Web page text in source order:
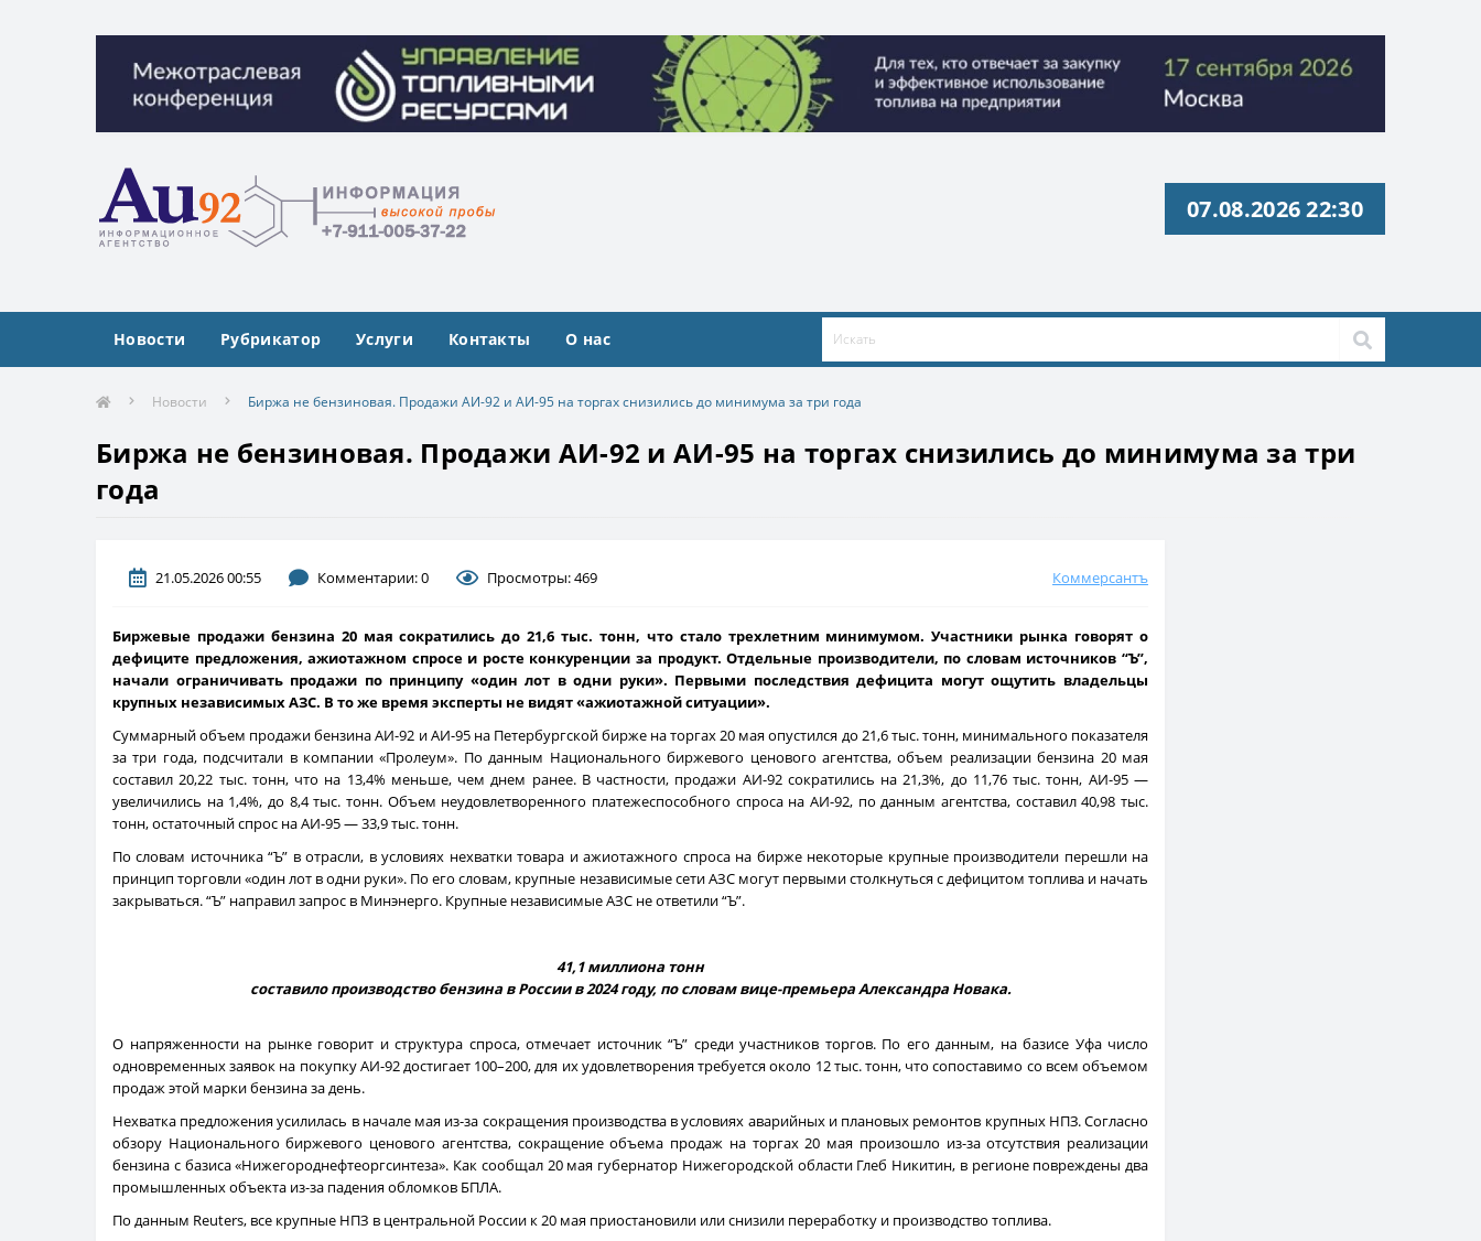
Межотраслевая конференция «Управление топливными ресурсами». Организатор ООО «Квадрат ресурс» ИНН 9729326695 Токен: 2VtzquzomsY
Межотраслевая конференция «Управление топливными ресурсами». Организатор ООО «Квадрат ресурс» ИНН 9729326695 Токен: 2VtzquzomsY
07.08.2026 22:30
Новости Рубрикатор Услуги Контакты О нас
Новости Биржа не бензиновая. Продажи АИ-92 и АИ-95 на торгах снизились до минимума за три года
Биржа не бензиновая. Продажи АИ-92 и АИ-95 на торгах снизились до минимума за три
года
21.05.2026 00:55 Комментарии: 0 Просмотры: 469 Коммерсантъ
Биржевые продажи бензина 20 мая сократились до 21,6 тыс. тонн, что стало трехлетним минимумом. Участники рынка говорят о
дефиците предложения, ажиотажном спросе и росте конкуренции за продукт. Отдельные производители, по словам источников “Ъ”,
начали ограничивать продажи по принципу «один лот в одни руки». Первыми последствия дефицита могут ощутить владельцы
крупных независимых АЗС. В то же время эксперты не видят «ажиотажной ситуации».
Суммарный объем продажи бензина АИ-92 и АИ-95 на Петербургской бирже на торгах 20 мая опустился до 21,6 тыс. тонн, минимального показателя
за три года, подсчитали в компании «Пролеум». По данным Национального биржевого ценового агентства, объем реализации бензина 20 мая
составил 20,22 тыс. тонн, что на 13,4% меньше, чем днем ранее. В частности, продажи АИ-92 сократились на 21,3%, до 11,76 тыс. тонн, АИ-95 —
увеличились на 1,4%, до 8,4 тыс. тонн. Объем неудовлетворенного платежеспособного спроса на АИ-92, по данным агентства, составил 40,98 тыс.
тонн, остаточный спрос на АИ-95 — 33,9 тыс. тонн.
По словам источника “Ъ” в отрасли, в условиях нехватки товара и ажиотажного спроса на бирже некоторые крупные производители перешли на
принцип торговли «один лот в одни руки». По его словам, крупные независимые сети АЗС могут первыми столкнуться с дефицитом топлива и начать
закрываться. “Ъ” направил запрос в Минэнерго. Крупные независимые АЗС не ответили “Ъ”.
41,1 миллиона тонн
составило производство бензина в России в 2024 году, по словам вице-премьера Александра Новака.
О напряженности на рынке говорит и структура спроса, отмечает источник “Ъ” среди участников торгов. По его данным, на базисе Уфа число
одновременных заявок на покупку АИ-92 достигает 100–200, для их удовлетворения требуется около 12 тыс. тонн, что сопоставимо со всем объемом
продаж этой марки бензина за день.
Нехватка предложения усилилась в начале мая из-за сокращения производства в условиях аварийных и плановых ремонтов крупных НПЗ. Согласно
обзору Национального биржевого ценового агентства, сокращение объема продаж на торгах 20 мая произошло из-за отсутствия реализации
бензина с базиса «Нижегороднефтеоргсинтеза». Как сообщал 20 мая губернатор Нижегородской области Глеб Никитин, в регионе повреждены два
промышленных объекта из-за падения обломков БПЛА.
По данным Reuters, все крупные НПЗ в центральной России к 20 мая приостановили или снизили переработку и производство топлива.